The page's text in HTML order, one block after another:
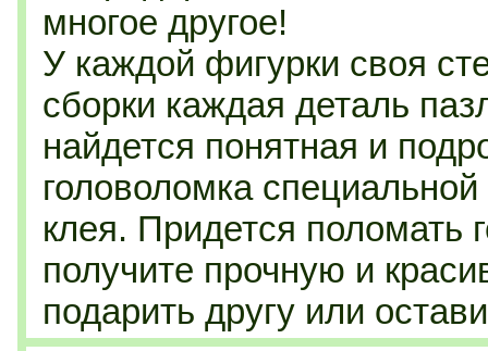
многое другое!
У каждой фигурки своя
сборки каждая деталь
найдется понятная и
головоломка
клея. Придется поломать
получите прочную и
подарить другу или